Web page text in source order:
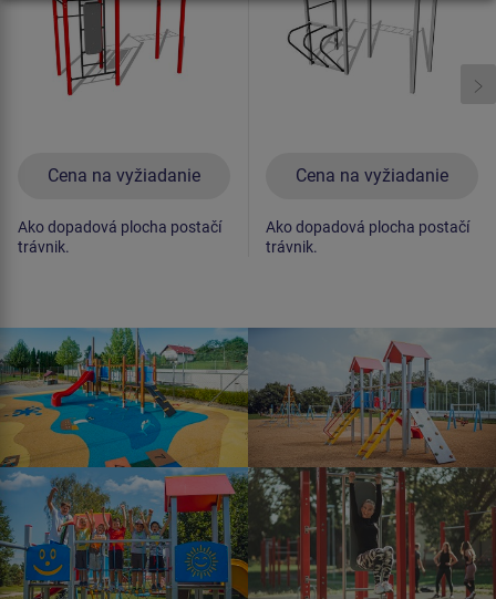
Cena na vyžiadanie
Ako dopadová plocha postačí
trávnik.
Cena na vyžiadanie
Ako dopadová plocha postačí
trávnik.